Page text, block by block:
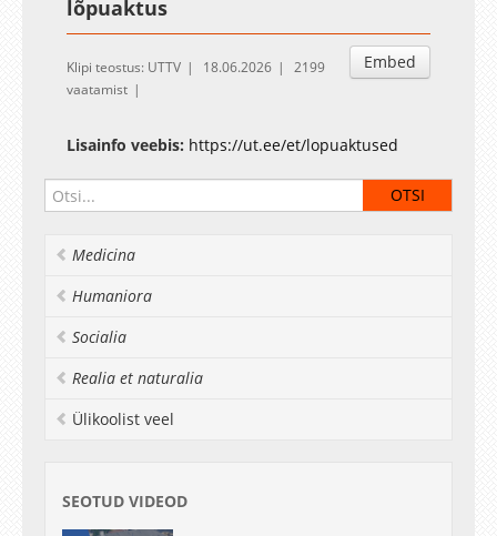
lõpuaktus
Embed
Klipi teostus: UTTV 18.06.2026
2199
vaatamist
Lisainfo veebis: https://ut.ee/et/lopuaktused
Medicina
Humaniora
Socialia
Realia et naturalia
Ülikoolist veel
SEOTUD VIDEOD